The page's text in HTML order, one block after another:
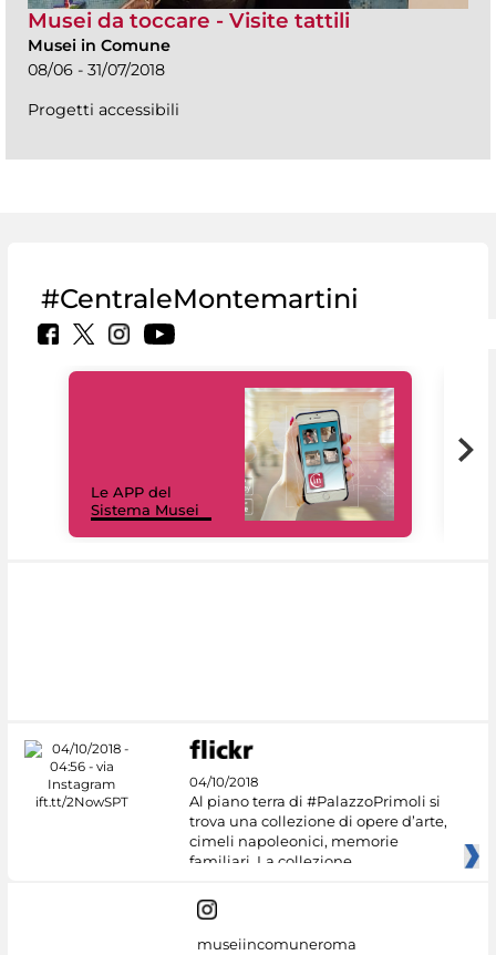
Musei da toccare - Visite tattili
Musei in Comune
08/06 - 31/07/2018
Progetti accessibili
#CentraleMontemartini
Le APP del
Sistema Musei
04/10/2018
Al piano terra di #PalazzoPrimoli si
trova una collezione di opere d’arte,
cimeli napoleonici, memorie
familiari. La collezione
museiincomuneroma